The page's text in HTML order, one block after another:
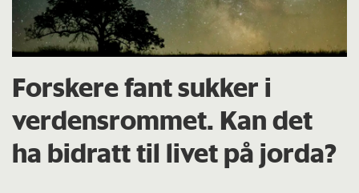
Forskere fant sukker i
verdensrommet. Kan det
ha bidratt til livet på jorda?